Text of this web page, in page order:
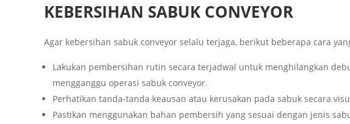
KEBERSIHAN SABUK CONVEYOR
Agar kebersihan sabuk conveyor selalu terjaga, berikut beberapa cara
Lakukan pembersihan rutin secara terjadwal untuk menghilangkan
mengganggu operasi sabuk conveyor.
Perhatikan tanda-tanda keausan atau kerusakan pada sabuk secara
Pastikan menggunakan bahan pembersih yang sesuai dengan jenis